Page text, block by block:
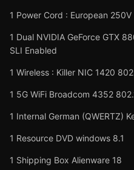
1 Power Cord : European 250V
1 Dual NVIDIA GeForce GTX
SLI Enabled
1 Wireless : Killer NIC 1420
1 5G WiFi Broadcom 4352
1 Internal German (QWERTZ)
1 Resource DVD windows 8.1
1 Shipping Box Alienware 18